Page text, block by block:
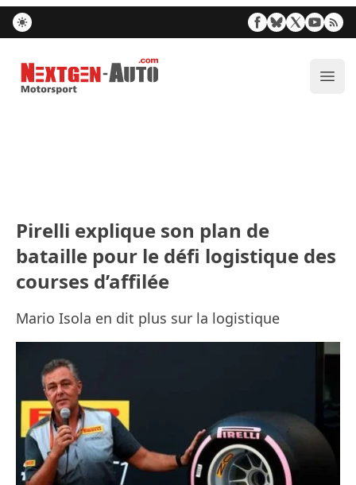
Nextgen-Auto.com
Pirelli explique son plan de
bataille pour le défi logistique des
courses d’affilée
Mario Isola en dit plus sur la logistique